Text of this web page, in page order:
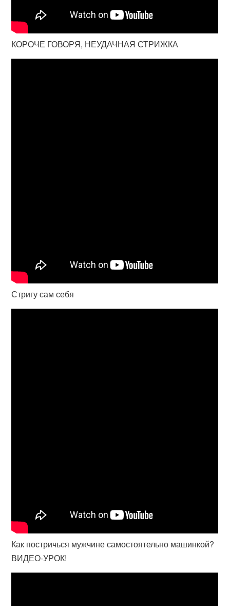
КОРОЧЕ ГОВОРЯ, НЕУДАЧНАЯ СТРИЖКА
Стригу сам себя
Как постричься мужчине самостоятельно машинкой?
ВИДЕО-УРОК!